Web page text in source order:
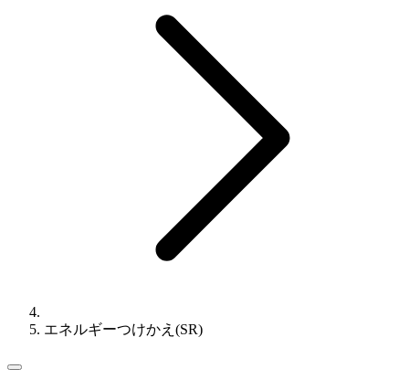
エネルギーつけかえ(SR)